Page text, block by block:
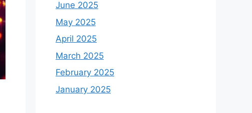
June 2025
May 2025
April 2025
March 2025
February 2025
January 2025